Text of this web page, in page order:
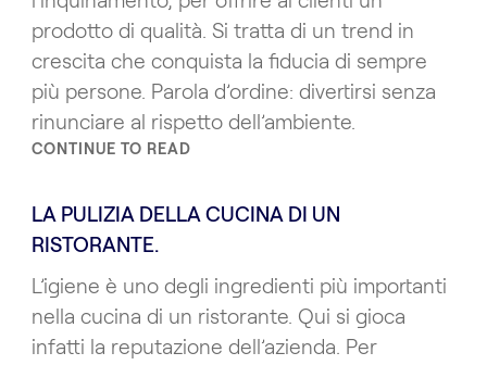
prodotto di qualità. Si tratta di un trend in
crescita che conquista la fiducia di sempre
più persone. Parola d’ordine: divertirsi senza
rinunciare al rispetto dell’ambiente.
CONTINUE TO READ
LA PULIZIA DELLA CUCINA DI UN
RISTORANTE.
L’igiene è uno degli ingredienti più importanti
nella cucina di un ristorante. Qui si gioca
infatti la reputazione dell’azienda. Per